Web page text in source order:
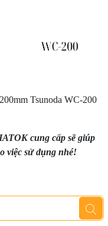
Tsunoda WC-200
cung cấp sẽ giúp
việc sử dụng nhé!